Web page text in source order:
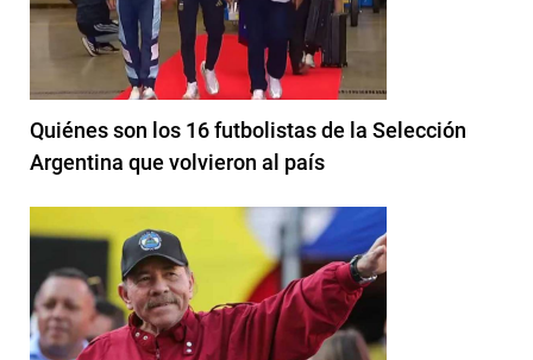
Quiénes son los 16 futbolistas de la Selección
Argentina que volvieron al país